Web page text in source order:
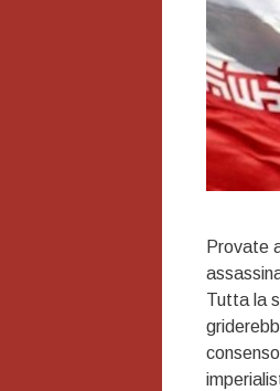
Provate
Tutta la